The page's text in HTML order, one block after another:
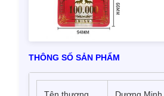
THÔNG SỐ SẢN PHẨM